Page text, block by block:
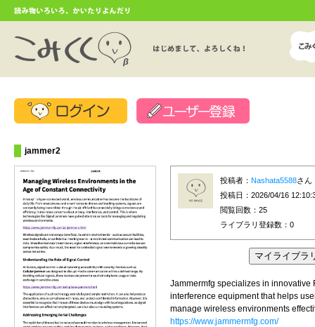
jammer2
投稿者： Nashata5588さん
投稿日：2026/04/16
閲覧回数：25
ライブラリ登録数： 0
Jammermfg specializes in innovative
interference equipment that helps
manage wireless environments
https://www.jammermfg.com/